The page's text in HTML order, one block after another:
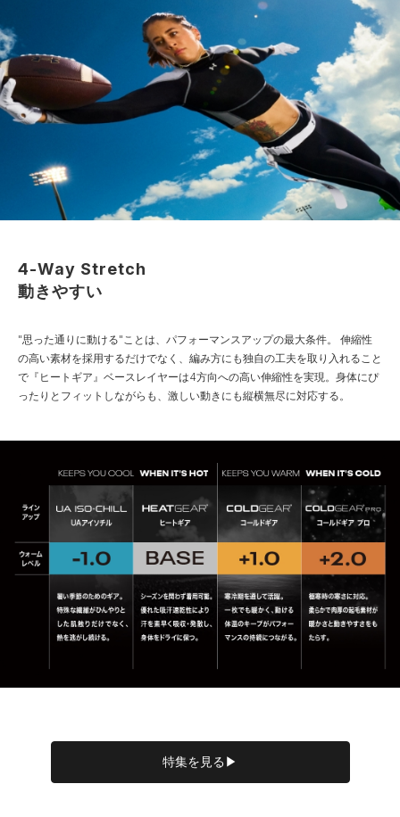
4-Way Stretch
動きやすい
"思った通りに動ける"ことは、パフォーマンスアップの最大条件。
伸縮性
の高い素材を採用するだけでなく、編み方にも独自の工夫を取り入れること
で『ヒートギア』ベースレイヤーは4方向への高い伸縮性を実現。身体にぴ
ったりとフィットしながらも、激しい動きにも縦横無尽に対応する。
特集を見る▶